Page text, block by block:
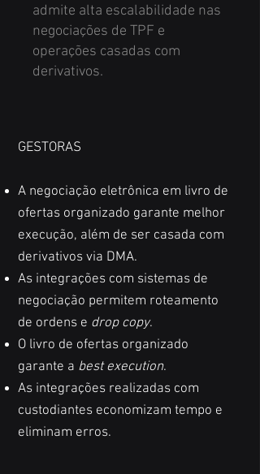
admite alta escalabilidade nas
negociações de TPF e
operações casadas com
derivativos.
GESTORAS
A negociação eletrônica em livro de
ofertas organizado garante melhor
execução, além de ser casada com
derivativos via DMA.
As integrações com sistemas de
negociação permitem roteamento
de ordens e drop copy.
O livro de ofertas organizado
garante a best execution.
As integrações realizadas com
custodiantes economizam tempo e
eliminam erros.